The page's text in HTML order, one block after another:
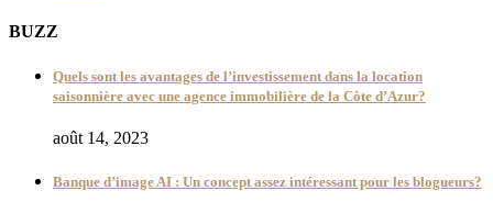
BUZZ
Quels sont les avantages de l’investissement dans la location
saisonnière avec une agence immobilière de la Côte d’Azur?
août 14, 2023
Banque d’image AI : Un concept assez intéressant pour les blogueurs?